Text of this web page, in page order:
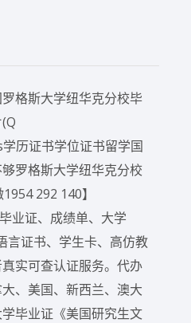
格斯大学纽华克分校毕
历证书学位证书留学国
罗格斯大学纽华克分校
292 140】
业证、成绩单、大学
言证书、学生卡、高仿教
实可查认证服务。代办
、美国、新西兰、澳大
毕业证《美国研究生文